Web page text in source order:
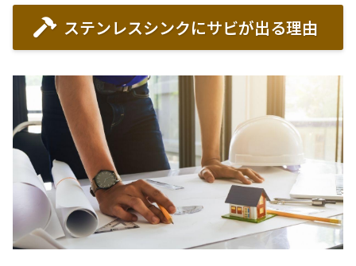
ステンレスシンクにサビが出る理由